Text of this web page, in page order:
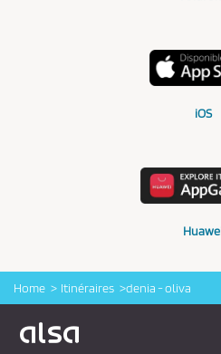
iOS
Home Itinéraires denia - oliva
Logo